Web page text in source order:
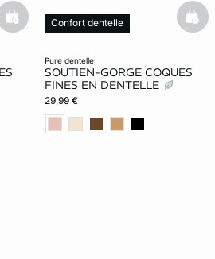
basketfull
pure dentelle
SOUTIEN-GORGE COQUES
FINES EN DENTELLE
29,99 €
Confort dentelle